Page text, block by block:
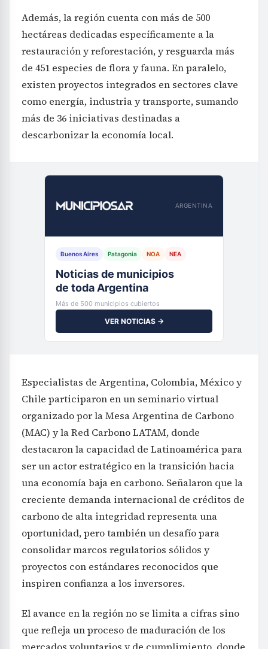
Además, la región cuenta con más de 500
hectáreas dedicadas específicamente a la
restauración y reforestación, y resguarda más
de 451 especies de flora y fauna. En paralelo,
existen proyectos integrados en sectores clave
como energía, industria y transporte, sumando
más de 36 iniciativas destinadas a
descarbonizar la economía local.
ARGENTINA
Buenos Aires Patagonia NOA NEA
Noticias de municipios
de toda Argentina
Más de 500 municipios cubiertos
VER NOTICIAS →
Especialistas de Argentina, Colombia, México y
Chile participaron en un seminario virtual
organizado por la Mesa Argentina de Carbono
(MAC) y la Red Carbono LATAM, donde
destacaron la capacidad de Latinoamérica para
ser un actor estratégico en la transición hacia
una economía baja en carbono. Señalaron que la
creciente demanda internacional de créditos de
carbono de alta integridad representa una
oportunidad, pero también un desafío para
consolidar marcos regulatorios sólidos y
proyectos con estándares reconocidos que
inspiren confianza a los inversores.
El avance en la región no se limita a cifras sino
que refleja un proceso de maduración de los